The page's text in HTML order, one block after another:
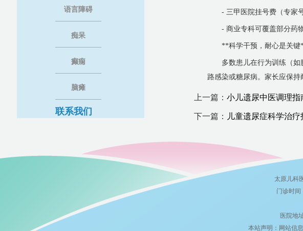
语言障碍
痴呆
癫痫
脑瘫
联系我们
- 三甲医院挂号费（专家
- 商业专科可覆盖部分药
**科学干预，耐心是关
多数患儿在行为训练（
路感染或糖尿病。家长应保持
上一篇： 小儿遗尿中医调理
下一篇： 儿童遗尿症科学治
太原儿科
门诊时间
医院地
本站声明：网站信